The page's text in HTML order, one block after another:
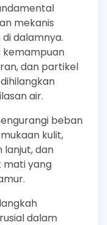
mekanis
dalamnya.
kemampuan
dan partikel
air.
beban
kulit,
lanjut, dan
mati yang
dalam